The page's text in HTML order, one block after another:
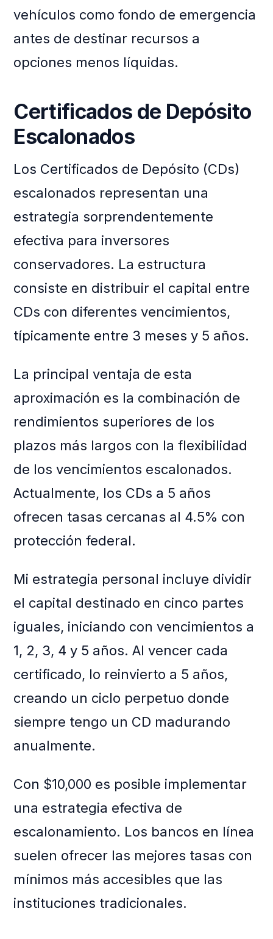
vehículos como fondo de emergencia
antes de destinar recursos a
opciones menos líquidas.
Certificados de Depósito
Escalonados
Los Certificados de Depósito (CDs)
escalonados representan una
estrategia sorprendentemente
efectiva para inversores
conservadores. La estructura
consiste en distribuir el capital entre
CDs con diferentes vencimientos,
típicamente entre 3 meses y 5 años.
La principal ventaja de esta
aproximación es la combinación de
rendimientos superiores de los
plazos más largos con la flexibilidad
de los vencimientos escalonados.
Actualmente, los CDs a 5 años
ofrecen tasas cercanas al 4.5% con
protección federal.
Mi estrategia personal incluye dividir
el capital destinado en cinco partes
iguales, iniciando con vencimientos a
1, 2, 3, 4 y 5 años. Al vencer cada
certificado, lo reinvierto a 5 años,
creando un ciclo perpetuo donde
siempre tengo un CD madurando
anualmente.
Con $10,000 es posible implementar
una estrategia efectiva de
escalonamiento. Los bancos en línea
suelen ofrecer las mejores tasas con
mínimos más accesibles que las
instituciones tradicionales.